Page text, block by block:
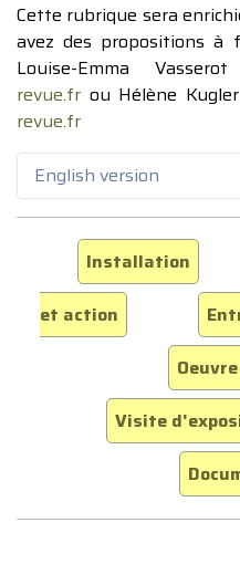
Cette rubrique sera
avez des propositions à
Louise-Emma
revue.fr ou Hélène
revue.fr
English version
Installation
et action
Visite